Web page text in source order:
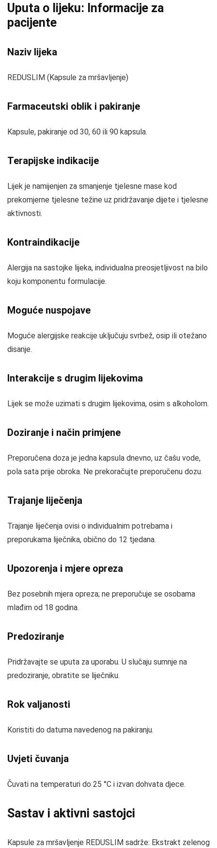
Uputa o lijeku: Informacije za
pacijente
Naziv lijeka
REDUSLIM (Kapsule za mršavljenje)
Farmaceutski oblik i pakiranje
Kapsule, pakiranje od 30, 60 ili 90 kapsula.
Terapijske indikacije
Lijek je namijenjen za smanjenje tjelesne mase kod
prekomjerne tjelesne težine uz pridržavanje dijete i tjelesne
aktivnosti.
Kontraindikacije
Alergija na sastojke lijeka, individualna preosjetljivost na bilo
koju komponentu formulacije.
Moguće nuspojave
Moguće alergijske reakcije uključuju svrbež, osip ili otežano
disanje.
Interakcije s drugim lijekovima
Lijek se može uzimati s drugim lijekovima, osim s alkoholom.
Doziranje i način primjene
Preporučena doza je jedna kapsula dnevno, uz čašu vode,
pola sata prije obroka. Ne prekoračujte preporučenu dozu.
Trajanje liječenja
Trajanje liječenja ovisi o individualnim potrebama i
preporukama liječnika, obično do 12 tjedana.
Upozorenja i mjere opreza
Bez posebnih mjera opreza; ne preporučuje se osobama
mlađim od 18 godina.
Predoziranje
Pridržavajte se uputa za uporabu. U slučaju sumnje na
predoziranje, obratite se liječniku.
Rok valjanosti
Koristiti do datuma navedenog na pakiranju.
Uvjeti čuvanja
Čuvati na temperaturi do 25 °C i izvan dohvata djece.
Sastav i aktivni sastojci
Kapsule za mršavljenje REDUSLIM sadrže: Ekstrakt zelenog